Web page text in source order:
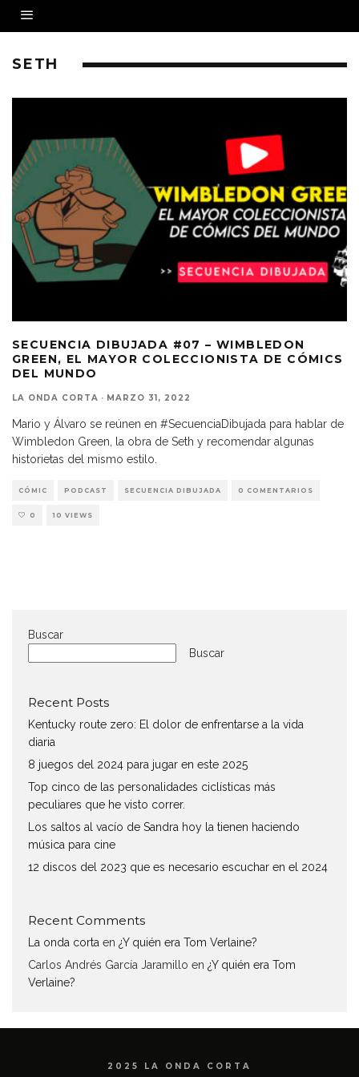
SETH
SECUENCIA DIBUJADA #07 – WIMBLEDON
GREEN, EL MAYOR COLECCIONISTA DE CÓMICS
DEL MUNDO
LA ONDA CORTA · MARZO 31, 2022
Mario y Álvaro se reúnen en #SecuenciaDibujada para hablar de
Wimbledon Green, la obra de Seth y recomendar algunas
historietas del mismo estilo.
CÓMIC PODCAST SECUENCIA DIBUJADA 0 COMENTARIOS
0 10 VIEWS
Buscar
Buscar
Recent Posts
Kentucky route zero: El dolor de enfrentarse a la vida
diaria
8 juegos del 2024 para jugar en este 2025
Top cinco de las personalidades ciclísticas más
peculiares que he visto correr.
Los saltos al vacío de Sandra hoy la tienen haciendo
música para cine
12 discos del 2023 que es necesario escuchar en el 2024
Recent Comments
La onda corta en ¿Y quién era Tom Verlaine?
Carlos Andrés García Jaramillo en ¿Y quién era Tom
Verlaine?
2025 LA ONDA CORTA